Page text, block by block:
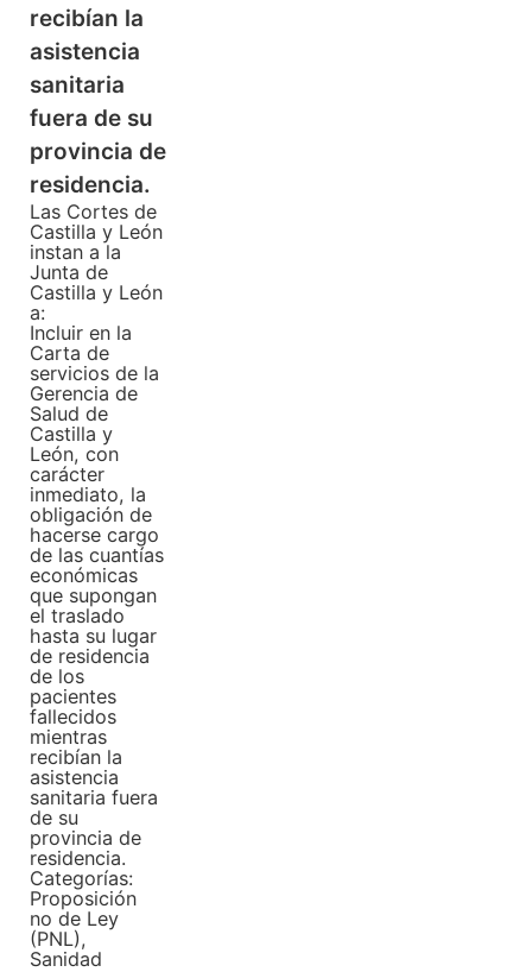
recibían la
asistencia
sanitaria
fuera de su
provincia de
residencia.
Las Cortes de
Castilla y León
instan a la
Junta de
Castilla y León
a:
Incluir en la
Carta de
servicios de la
Gerencia de
Salud de
Castilla y
León, con
carácter
inmediato, la
obligación de
hacerse cargo
de las cuantías
económicas
que supongan
el traslado
hasta su lugar
de residencia
de los
pacientes
fallecidos
mientras
recibían la
asistencia
sanitaria fuera
de su
provincia de
residencia.
Categorías:
Proposición
no de Ley
(PNL),
Sanidad